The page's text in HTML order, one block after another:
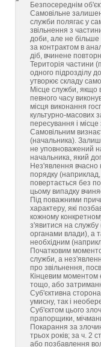
Безпосереднім
Самовільне
служби полягає у
звільнення з
доби, але не більше
за контрактом в
діб, вчинене
Територія частини
одного підрозділу
утворює складу
Місце служби, якщо
певного часу
місця виконання
культурно-масових
пересування і
Самовільним
(начальника).
не уповноважений
начальника, який
Нез'явлення
порядку (наприклад,
повертається без
цьому випадку
Під поважними
характеру, які
кожному
з'явитися на
органами влади), а
необхідним
Початковим
служби, а
про звільнення,
Кінцевим моментом
тощо, або
Суб'єктивна
умисну, так і
Суб'єктом цього
прапорщики,
Покарання за
трьох років; за ч. 2
або позбавлення